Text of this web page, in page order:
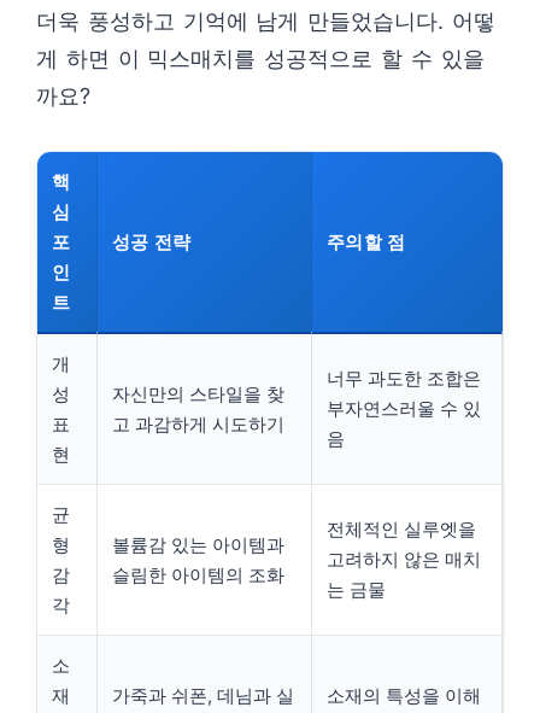
더욱 풍성하고 기억에 남게 만들었습니다. 어떻
게 하면 이 믹스매치를 성공적으로 할 수 있을
까요?
핵
심
포
인
트
성공 전략 주의할 점
개
성
표
현
자신만의 스타일을 찾
고 과감하게 시도하기
너무 과도한 조합은
부자연스러울 수 있
음
균
형
감
각
볼륨감 있는 아이템과
슬림한 아이템의 조화
전체적인 실루엣을
고려하지 않은 매치
는 금물
소
재
가죽과 쉬폰, 데님과 실
소재의 특성을 이해